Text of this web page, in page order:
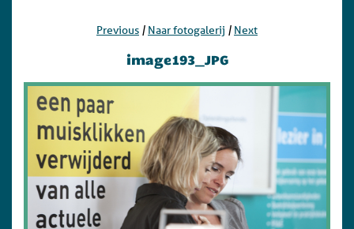
Previous | Naar fotogalerij | Next
image193_JPG